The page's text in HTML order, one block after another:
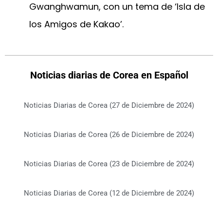
Gwanghwamun, con un tema de ‘Isla de
los Amigos de Kakao’.
Noticias diarias de Corea en Español
Noticias Diarias de Corea (27 de Diciembre de 2024)
Noticias Diarias de Corea (26 de Diciembre de 2024)
Noticias Diarias de Corea (23 de Diciembre de 2024)
Noticias Diarias de Corea (12 de Diciembre de 2024)